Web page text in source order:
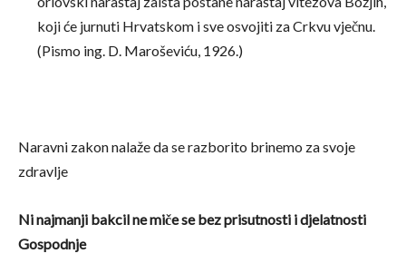
koji će jurnuti Hrvatskom i sve osvojiti za Crkvu vječnu.
(Pismo ing. D. Maroševiću, 1926.)
Naravni zakon nalaže da se razborito brinemo za svoje
zdravlje
Ni najmanji bakcil ne miče se bez prisutnosti i djelatnosti
Gospodnje